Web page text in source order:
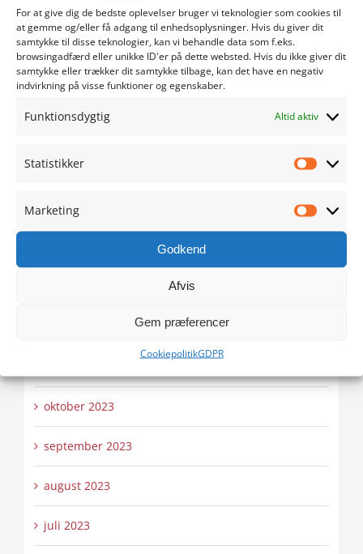
For at give dig de bedste oplevelser bruger vi teknologier som cookies til
at gemme og/eller få adgang til enhedsoplysninger. Hvis du giver dit
samtykke til disse teknologier, kan vi behandle data som f.eks.
browsingadfærd eller unikke ID'er på dette websted. Hvis du ikke giver dit
samtykke eller trækker dit samtykke tilbage, kan det have en negativ
indvirkning på visse funktioner og egenskaber.
Funktionsdygtig Altid aktiv
Statistikker
Marketing
Godkend
Afvis
Gem præferencer
CookiepolitikGDPR
august 2024
juli 2024
juni 2024
maj 2024
april 2024
marts 2024
oktober 2023
september 2023
august 2023
juli 2023